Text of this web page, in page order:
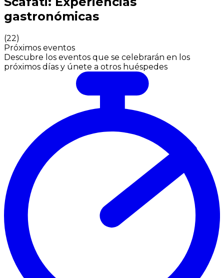
gastronómicas
(22)
Próximos eventos
Descubre los eventos que se celebrarán en los
próximos días y únete a otros huéspedes